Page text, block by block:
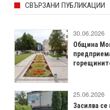
СВЪРЗАНИ ПУБЛИКАЦИИ
30.06.2026
Община
25.06.2026
Засилва се